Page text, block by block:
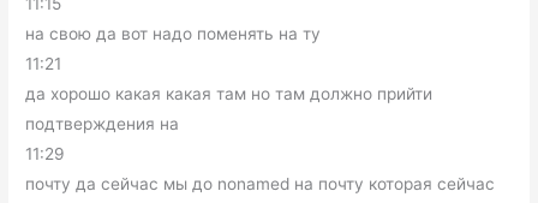
на свою да вот надо поменять на ту
11:21
да хорошо какая какая там но там должно прийти
подтверждения на
11:29
почту да сейчас мы до nonamed на почту которая сейчас